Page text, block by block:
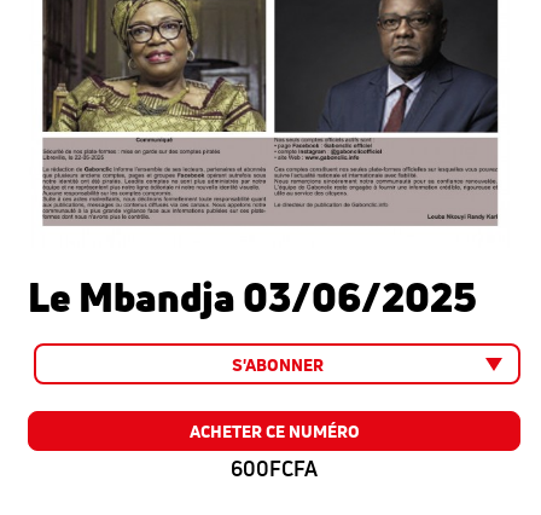
Le Mbandja 03/06/2025
S'ABONNER
ACHETER CE NUMÉRO
600FCFA